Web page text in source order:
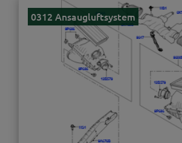
0312 Ansaugluftsystem